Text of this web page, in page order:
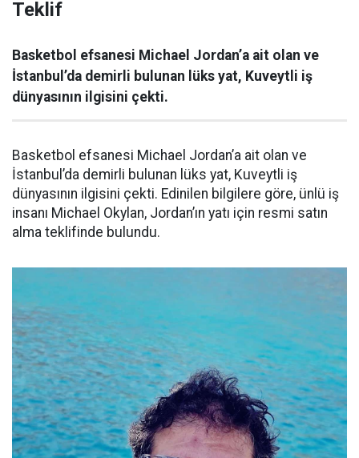
Teklif
Basketbol efsanesi Michael Jordan’a ait olan ve
İstanbul’da demirli bulunan lüks yat, Kuveytli iş
dünyasının ilgisini çekti.
Basketbol efsanesi Michael Jordan’a ait olan ve
İstanbul’da demirli bulunan lüks yat, Kuveytli iş
dünyasının ilgisini çekti. Edinilen bilgilere göre, ünlü iş
insanı Michael Okylan, Jordan’ın yatı için resmi satın
alma teklifinde bulundu.